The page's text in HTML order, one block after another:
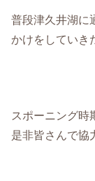
普段津久井湖に
かけをしていき
スポーニング時
是非皆さんで協